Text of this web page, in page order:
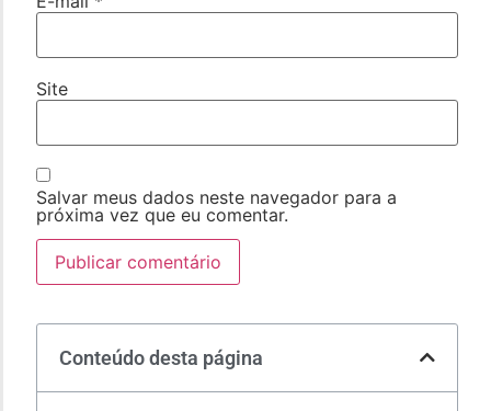
Site
Salvar meus dados neste navegador para a
próxima vez que eu comentar.
Conteúdo desta página